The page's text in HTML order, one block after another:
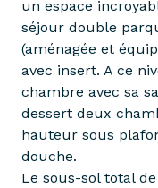
un espace
séjour double
(aménagée et
avec insert. A ce
chambre avec sa
dessert deux
hauteur sous
douche.
Le sous-sol total